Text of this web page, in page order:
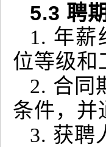
5.3 聘
1. 年薪
位等级和
2. 合同
条件，并
3. 获聘